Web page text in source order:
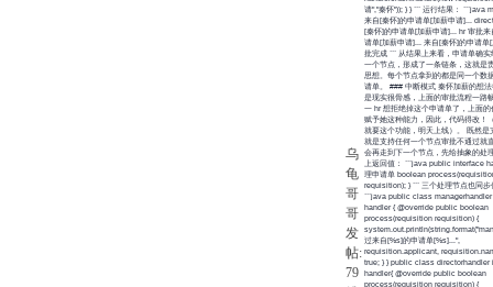
乌
龟
哥
哥
发
帖:
79
请","秦怀")); } } ``` 运行结果： ```java
来自[秦怀]的申请单[加薪申请]...
[秦怀]的申请单[加薪申请]... hr 审批来
请单[加薪申请]... 来自[秦怀]的申请单
批完成 ``` 从结果上来看，申请单确实
一个节点，形成了一条链条，这就是
思想。每个节点拿到的都是同一个数
请单。 ### 中断模式 秦怀加薪的想
是现实很骨感，上面的审批流程一路
一 hr 想拒绝掉这个申请单了，上面的
赋予她这种能力，因此，代码得改！
就要这个功能，明天上线）。 既然是
就是支持任何一个节点审批不通过就
会再走到下一个节点，先给抽象的处
上返回值： ```java public interface
理申请单 boolean
requisition); } ``` 三个处理节点也同步
```java public class
handler { @override public boolean
process(requisition requisition) {
过来自[%s]的申请单[%s]...",
requisition.applicant,
true; } } public class directorhandler
handler{ @override public boolean
process(requisition requisition) {